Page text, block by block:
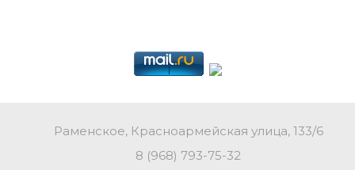
Раменское, Красноармейская улица, 133/6
8 (968) 793-75-32